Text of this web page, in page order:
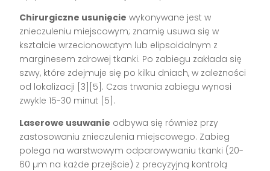
Chirurgiczne usunięcie wykonywane jest w
znieczuleniu miejscowym; znamię usuwa się w
kształcie wrzecionowatym lub elipsoidalnym z
marginesem zdrowej tkanki. Po zabiegu zakłada się
szwy, które zdejmuje się po kilku dniach, w zależności
od lokalizacji [3][5] . Czas trwania zabiegu wynosi
zwykle 15-30 minut [5] .
Laserowe usuwanie odbywa się również przy
zastosowaniu znieczulenia miejscowego. Zabieg
polega na warstwowym odparowywaniu tkanki (20-
60 µm na każde przejście) z precyzyjną kontrolą